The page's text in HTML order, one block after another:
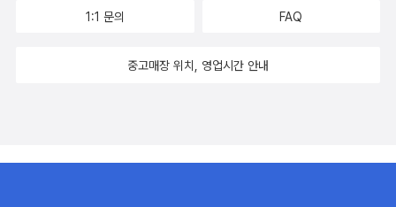
볼 기회를얻을 수 있을 것 같다. 문학에 대한 관심이 아니더
해 2권이 좀 심심한 구석이 있어 보이긴 하지만, '호메로스'에 대한 관
1:1 문의 FAQ
중고매장 위치, 영업시간 안내